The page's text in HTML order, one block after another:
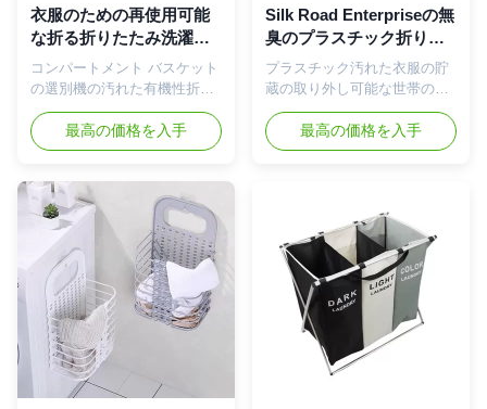
ことができる。大学寮、キャ
ンピングカー、アパート、ホ
テルの使用、赤ん坊の養樹
園、実用的な部屋およびショ
ッピングのために完成しなさ
い。 ...
である方法および丈夫であ
る。家の装飾様式のために適
した簡単なモダンなデザイ
ン。 【の折りたたみ洗濯の障
害の】 容易な組み立て。折り
畳...
衣服のための再使用可能
な折る折りたたみ洗濯の
障害は丈夫なタケ木を強
打する
コンパートメント バスケット
の選別機の汚れた有機性折り
たたみバスケットの洗濯の障
害 製品の機能: 家のきれい及
び整頓された保つ店の衣服;洗
のに使用しなさい;衣服、ソッ
クス、雑貨等のための収納箱
利点: 1. あなたのスペース節
約-使用中ときの、汚れた戸棚
の貯蔵のために容易にきっか
り折る洗濯物入れ;2. 耐久およ
び軽量-取り外し可能から設計
されていておよびアルミニウ
ム フレームおよび耐久の物質
的な袋をあなたの寝室、洗濯
室または浴室の頻繁な使用の
最高の価格を入手
Silk Road Enterpriseの無
臭のプラスチック折り畳
み式の洗濯物入れ、マル
チシーンの壁掛けの洗濯
プラスチック汚れた衣服の貯
蔵の取り外し可能な世帯の取
り外し可能な洗濯物入れ 特
徴: 【の環境に優しく及び物
質的なしっかりした構造の】
用のための非問題。反圧力お
よびanti-aging、よりよい靭性
は形からないし、容易に傷つ
かない。 【の快適なハンドル
及び方法様式の】 ハンドルの
設計、の洗濯の障害洗浄日の
物理的な緊張なしで屋外の使
用のために、運ぶために1つの
場所から別のもののそれにバ
最高の価格を入手